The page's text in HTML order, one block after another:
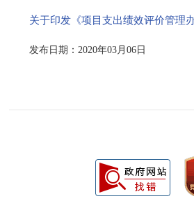
关于印发《项目支出绩效评价管理
发布日期：2020年03月06日